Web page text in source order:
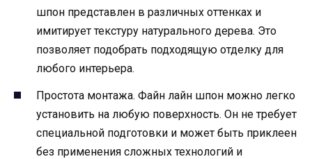
шпон представлен в различных оттенках и
имитирует текстуру натурального дерева. Это
позволяет подобрать подходящую отделку для
любого интерьера.
Простота монтажа. Файн лайн шпон можно легко
установить на любую поверхность. Он не требует
специальной подготовки и может быть приклеен
без применения сложных технологий и